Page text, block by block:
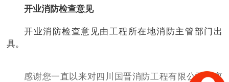
开业消防检查意见
开业消防检查意见由工程所在地消防主管部门出
具。
感谢您一直以来对四川国晋消防工程有限公司不离